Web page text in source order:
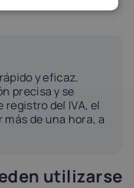
y eficaz.
precisa y se
del IVA, el
de una hora, a
utilizarse